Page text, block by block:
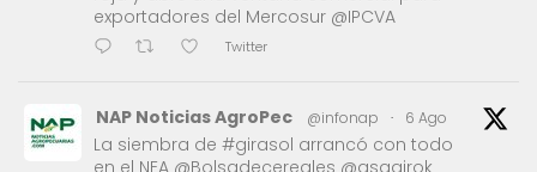
exportadores del Mercosur @IPCVA
Twitter
NAP Noticias AgroPec @infonap · 6 Ago
La siembra de #girasol arrancó con todo